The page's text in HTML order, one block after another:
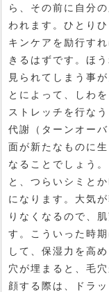
ら、その前に自分
われます。ひとり
キンケアを励行す
きるはずです。ほ
見られてしまう事
とによって、しわ
ストレッチを行な
代謝（ターンオー
面が新たなものに
なることでしょう
と、つらいシミと
になります。大気
りなくなるので、
す。こういった時
して、保湿力を高
穴が埋まると、毛
顔する際は、ドラ